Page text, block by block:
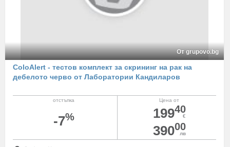
От grupovo.bg
ColoAlert - тестов комплект за скрининг на рак на
дебелото черво от Лаборатории Кандиларов
Цена от
19940
€
39000
лв
отстъпка
-7%